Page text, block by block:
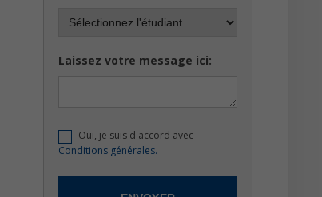
Laissez votre message ici:
Oui, je suis d'accord avec
Conditions générales.